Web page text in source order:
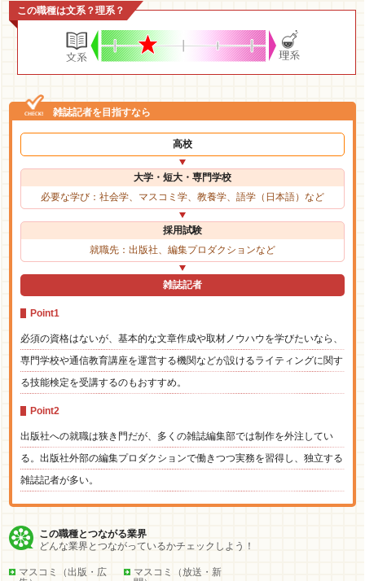
この職種は文系？理系？
雑誌記者を目指すなら
高校
大学・短大・専門学校
必要な学び：社会学、マスコミ学、教養学、語学（日本語）など
採用試験
就職先：出版社、編集プロダクションなど
雑誌記者
Point1
必須の資格はないが、基本的な文章作成や取材ノウハウを学びたいなら、
専門学校や通信教育講座を運営する機関などが設けるライティングに関す
る技能検定を受講するのもおすすめ。
Point2
出版社への就職は狭き門だが、多くの雑誌編集部では制作を外注してい
る。出版社外部の編集プロダクションで働きつつ実務を習得し、独立する
雑誌記者が多い。
この職種とつながる業界
どんな業界とつながっているかチェックしよう！
マスコミ（出版・広
マスコミ（放送・新